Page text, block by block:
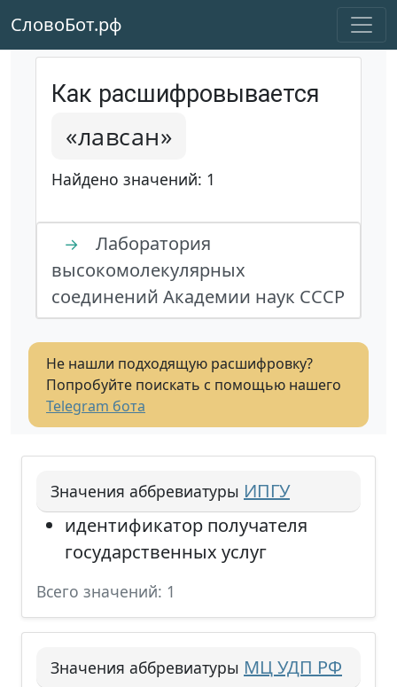
СловоБот.рф
Как расшифровывается
«лавсан»
Найдено значений: 1
→
Лаборатория
высокомолекулярных
соединений Академии наук СССР
Не нашли подходящую расшифровку?
Попробуйте поискать с помощью нашего
Telegram бота
Значения аббревиатуры ИПГУ
идентификатор получателя
государственных услуг
Всего значений: 1
Значения аббревиатуры МЦ УДП РФ